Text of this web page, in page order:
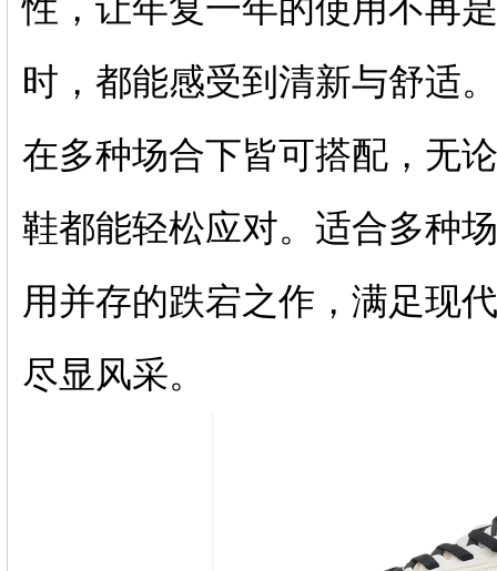
性，让年复一年的使用不再
时，都能感受到清新与舒适。
在多种场合下皆可搭配，无
鞋都能轻松应对。适合多种
用并存的跌宕之作，满足现
尽显风采。